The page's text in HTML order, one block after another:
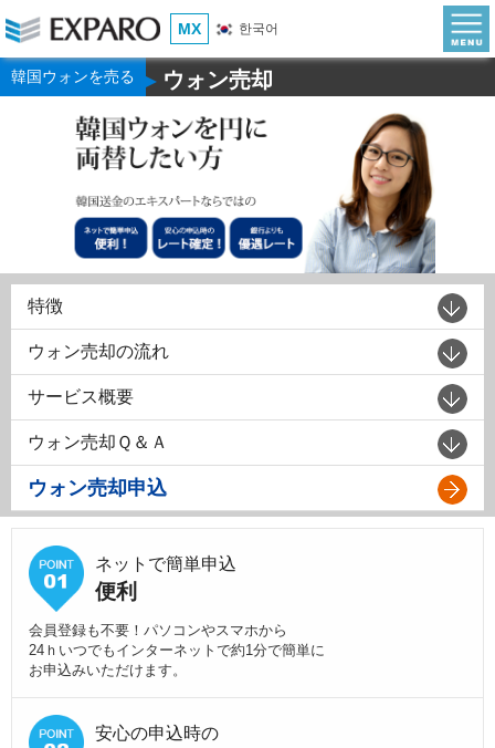
MX 한국어
韓国ウォンを売る ▶ウォン売却
特徴
ウォン売却の流れ
サービス概要
ウォン売却Ｑ＆Ａ
ウォン売却申込
ネットで簡単申込
便利
会員登録も不要！パソコンやスマホから
24ｈいつでもインターネットで約1分で簡単に
お申込みいただけます。
安心の申込時の